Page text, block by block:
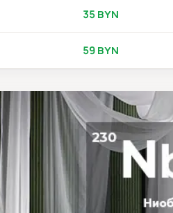
35 BYN
59 BYN